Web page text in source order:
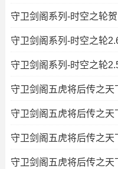
守卫剑阁系列-时空之轮
守卫剑阁五虎将后传之
守卫剑阁五虎将后传之